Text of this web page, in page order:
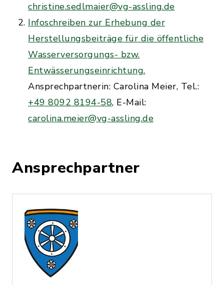
christine.sedlmaier@vg-assling.de
Infoschreiben zur Erhebung der
Herstellungsbeiträge für die öffentliche
Wasserversorgungs- bzw.
Entwässerungseinrichtung.
Ansprechpartnerin: Carolina Meier, Tel.:
+49 8092 8194-58, E-Mail:
carolina.meier@vg-assling.de
Ansprechpartner